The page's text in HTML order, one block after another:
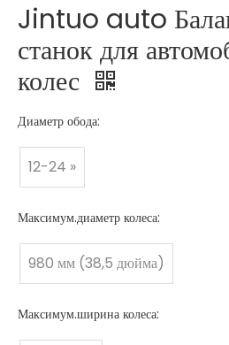
Jintuo auto
станок для
колес
Диаметр обода:
12-24 »
Максимум.диаметр колеса:
980 мм (38,5 дюйма)
Максимум.ширина колеса: